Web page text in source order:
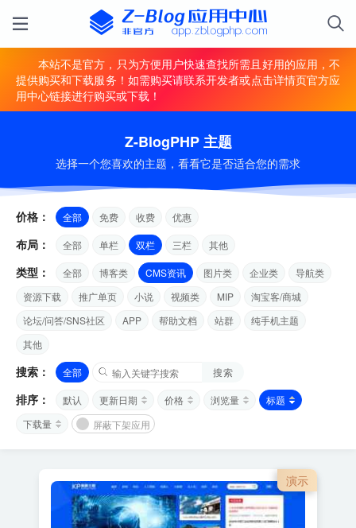
本站不是官方，只为方便用户快速查找所需且好用的应用，不
提供购买和下载服务！如需购买请联系开发者或点击详情页官方应
用中心链接进行购买或下载！
Z-BlogPHP 主题
选择一个您喜欢的主题，看看它是否适合您的需求
价格： 全部 免费 收费 优惠
布局： 全部 单栏 双栏 三栏 其他
类型： 全部 博客类 CMS资讯 图片类 企业类
导航类
资源下载
推广单页 小说 视频类 MIP
淘宝客/商城
论坛/问答/SNS社区
APP 帮助文档 站群
纯手机主题
其他
搜索： 全部 搜索
排序： 默认 更新日期 价格 浏览量
标题
下载量
屏蔽下架应用
演示